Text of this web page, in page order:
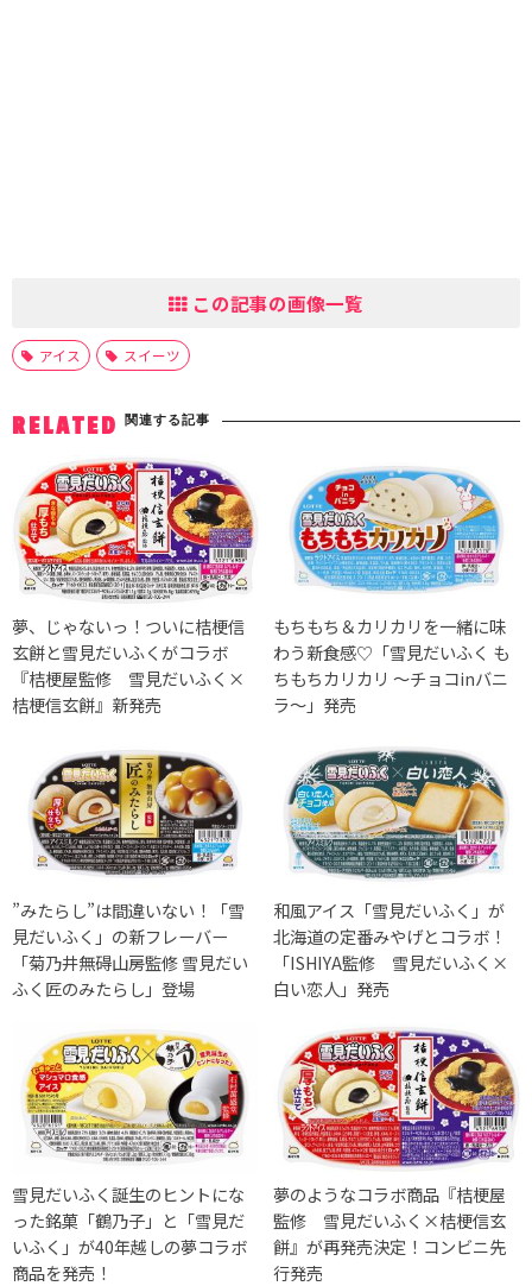
この記事の画像一覧
アイス スイーツ
RELATED 関連する記事
夢、じゃないっ！ついに桔梗信
玄餅と雪見だいふくがコラボ
『桔梗屋監修 雪見だいふく×
桔梗信玄餅』新発売
もちもち＆カリカリを一緒に味
わう新食感♡「雪見だいふく も
ちもちカリカリ ～チョコinバニ
ラ～」発売
”みたらし”は間違いない！「雪
見だいふく」の新フレーバー
「菊乃井無碍山房監修 雪見だい
ふく匠のみたらし」登場
和風アイス「雪見だいふく」が
北海道の定番みやげとコラボ！
「ISHIYA監修 雪見だいふく×
白い恋人」発売
雪見だいふく誕生のヒントにな
った銘菓「鶴乃子」と「雪見だ
いふく」が40年越しの夢コラボ
商品を発売！
夢のようなコラボ商品『桔梗屋
監修 雪見だいふく×桔梗信玄
餅』が再発売決定！コンビニ先
行発売